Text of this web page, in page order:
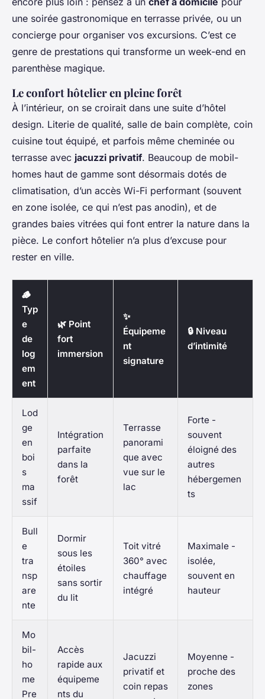
une soirée gastronomique en terrasse privée, ou un
concierge pour organiser vos excursions. C’est ce
genre de prestations qui transforme un week-end en
parenthèse magique.
Le confort hôtelier en pleine forêt
À l’intérieur, on se croirait dans une suite d’hôtel
design. Literie de qualité, salle de bain complète, coin
cuisine tout équipé, et parfois même cheminée ou
terrasse avec jacuzzi privatif. Beaucoup de mobil-
homes haut de gamme sont désormais dotés de
climatisation, d’un accès Wi-Fi performant (souvent
en zone isolée, ce qui n’est pas anodin), et de
grandes baies vitrées qui font entrer la nature dans la
pièce. Le confort hôtelier n’a plus d’excuse pour
rester en ville.
🪵
Typ
e
de
log
em
ent
🌿 Point
fort
immersion
✨
Équipeme
nt
signature
🔒 Niveau
d’intimité
Lod
ge
en
boi
s
ma
ssif
Intégration
parfaite
dans la
forêt
Terrasse
panorami
que avec
vue sur le
lac
Forte -
souvent
éloigné des
autres
hébergemen
ts
Bull
e
tra
nsp
are
nte
Dormir
sous les
étoiles
sans sortir
du lit
Toit vitré
360° avec
chauffage
intégré
Maximale -
isolée,
souvent en
hauteur
Mo
bil-
ho
me
Pre
Accès
rapide aux
équipeme
nts du
Jacuzzi
privatif et
coin repas
Moyenne -
proche des
zones